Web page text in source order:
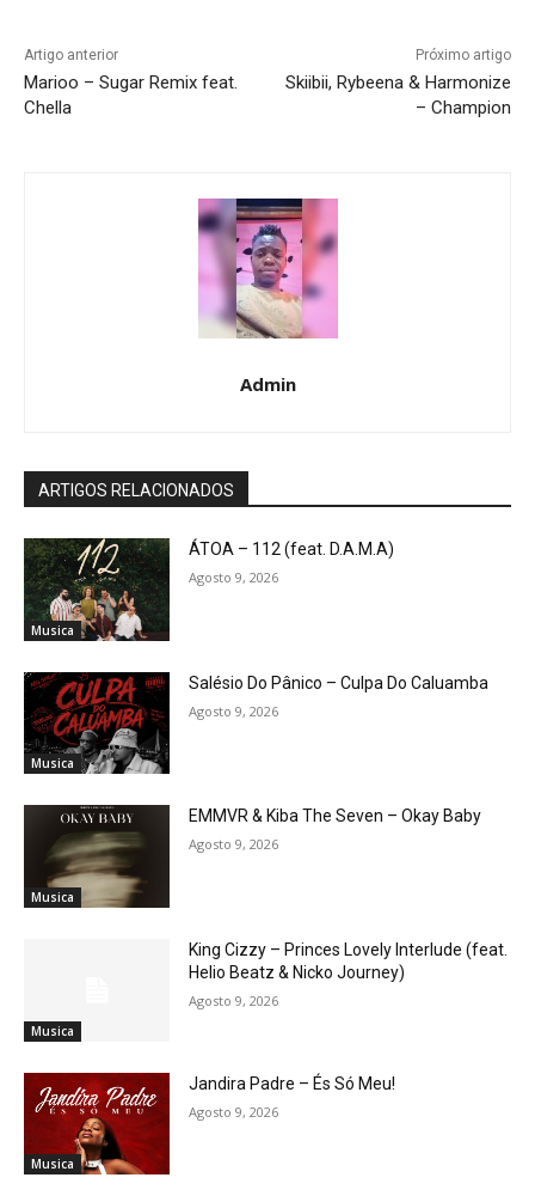
Artigo anterior
Marioo – Sugar Remix feat.
Chella
Próximo artigo
Skiibii, Rybeena & Harmonize
– Champion
Admin
ARTIGOS RELACIONADOS
Musica
ÁTOA – 112 (feat. D.A.M.A)
Agosto 9, 2026
Musica
Salésio Do Pânico – Culpa Do Caluamba
Agosto 9, 2026
Musica
EMMVR & Kiba The Seven – Okay Baby
Agosto 9, 2026
Musica
King Cizzy – Princes Lovely Interlude (feat.
Helio Beatz & Nicko Journey)
Agosto 9, 2026
Musica
Jandira Padre – És Só Meu!
Agosto 9, 2026